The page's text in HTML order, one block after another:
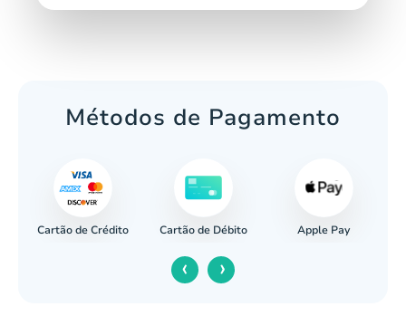
Métodos de Pagamento
Cartão de Crédito Cartão de Débito Apple Pay
‹ ›